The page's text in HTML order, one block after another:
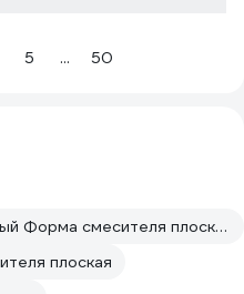
5 ... 50
Тип смесителя однорычажный Форма смесителя плоская
плоская